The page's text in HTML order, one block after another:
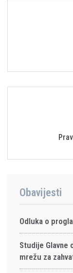
Obavijesti
Odluka o
Studije Glavne
mrežu za